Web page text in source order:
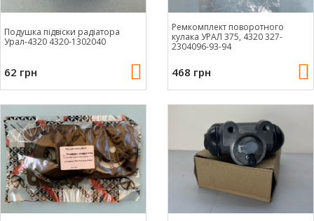
Подушка підвіски радіатора
Урал-4320 4320-1302040
62 грн
Ремкомплект поворотного
кулака УРАЛ 375, 4320 327-
2304096-93-94
468 грн